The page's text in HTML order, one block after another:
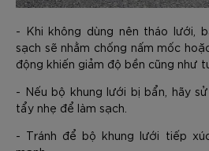
- Khi không dùng nên tháo lưới,
sạch sẽ nhằm chống nấm mốc
động khiến giảm độ bền cũng như
- Nếu bộ khung lưới bị bẩn, hãy
tẩy nhẹ để làm sạch.
- Tránh để bộ khung lưới tiếp